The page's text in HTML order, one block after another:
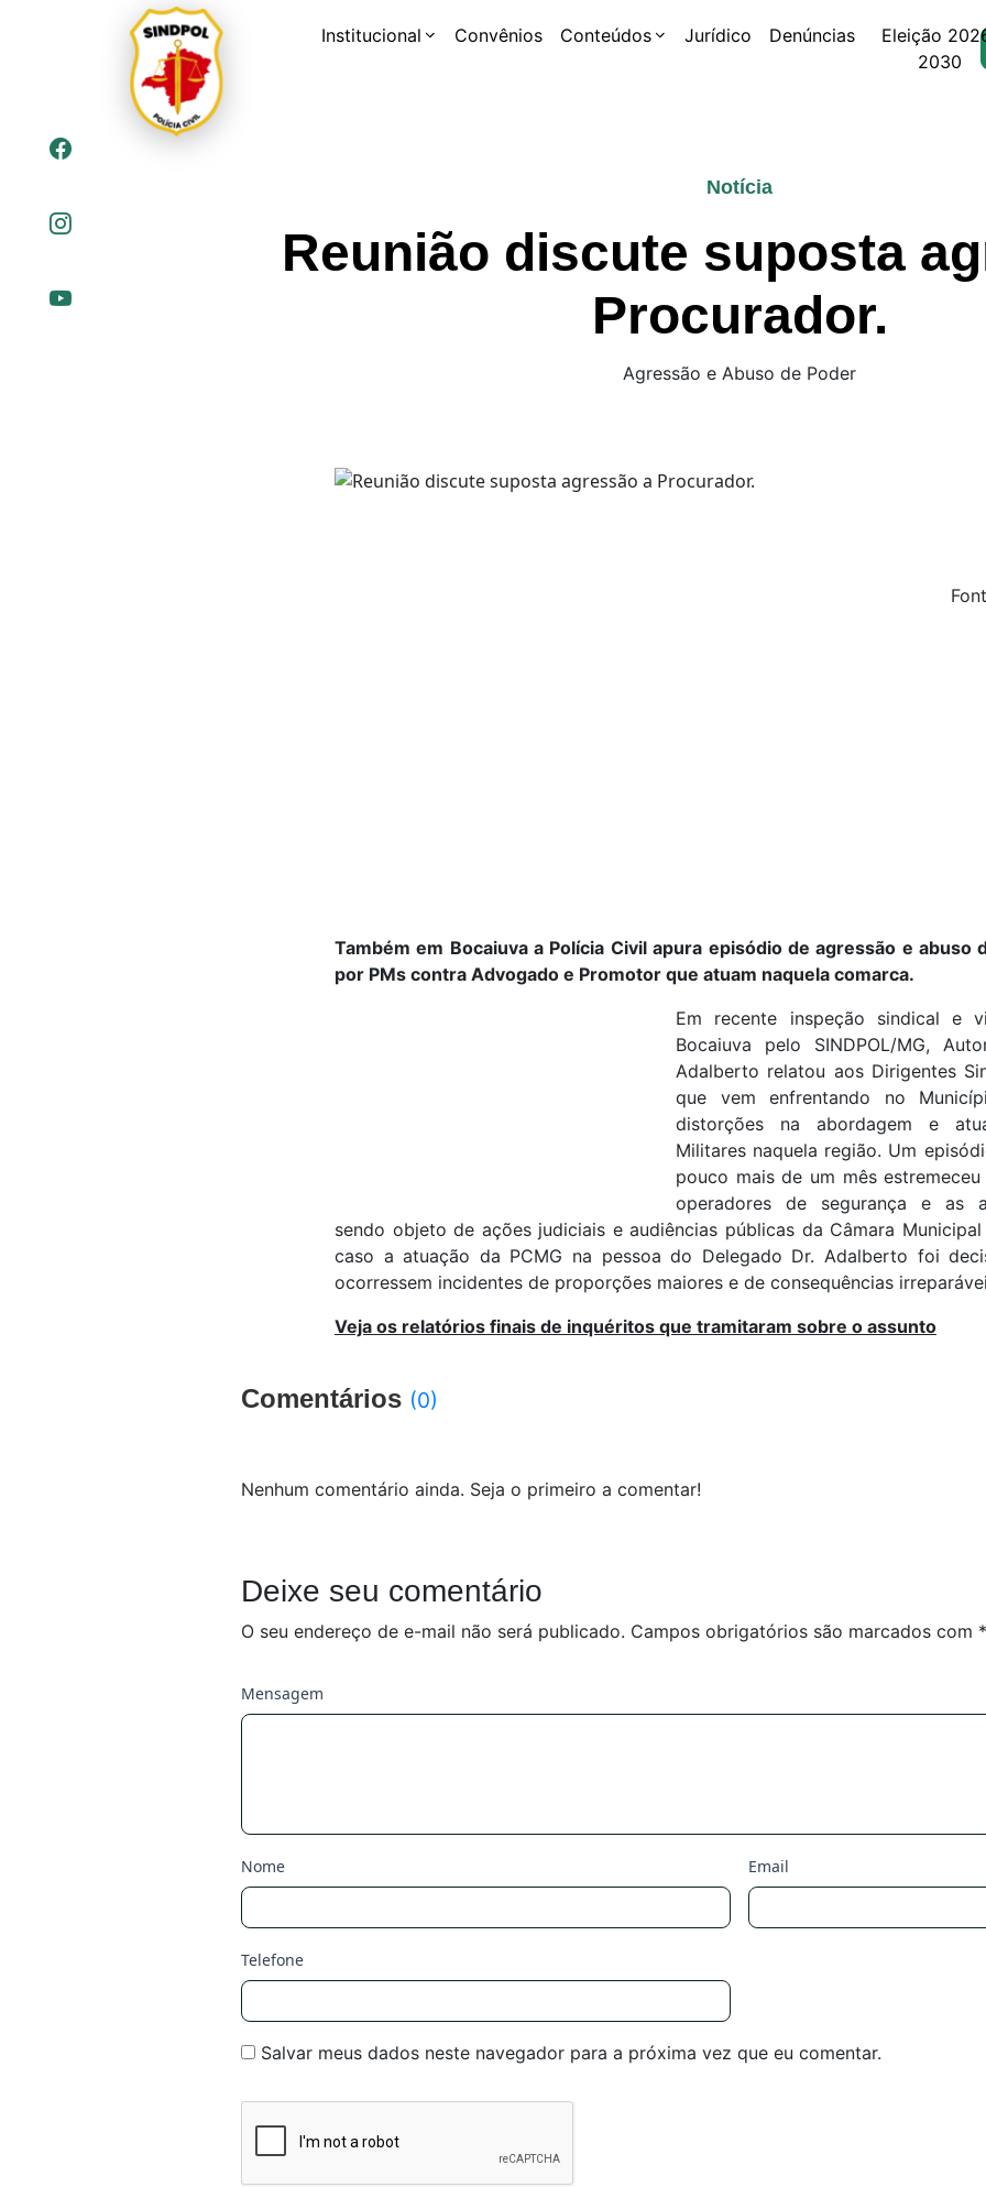
Institucional Convênios Conteúdos Jurídico Denúncias
Eleição
2030
Notícia
Reunião discute suposta
Procurador.
Agressão e Abuso de Poder
Também em Bocaiuva a Polícia Civil apura episódio de agressão e abuso
por PMs contra Advogado e Promotor que atuam naquela comarca.
Em recente inspeção sindical e
Bocaiuva pelo SINDPOL/MG,
Adalberto relatou aos Dirigentes
que vem enfrentando no
distorções na abordagem e
Militares naquela região. Um
pouco mais de um mês
operadores de segurança e as
sendo objeto de ações judiciais e audiências públicas da Câmara
caso a atuação da PCMG na pessoa do Delegado Dr. Adalberto foi
ocorressem incidentes de proporções maiores e de consequências
Veja os relatórios finais de inquéritos que tramitaram sobre o assunto
Comentários (0)
Nenhum comentário ainda. Seja o primeiro a comentar!
Deixe seu comentário
O seu endereço de e-mail não será publicado. Campos obrigatórios são marcados com *
Mensagem
Nome Email
Telefone
Salvar meus dados neste navegador para a próxima vez que eu comentar.